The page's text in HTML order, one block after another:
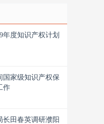
年度知识产权计划
国家级知识产权保
作
长田春英调研濮阳